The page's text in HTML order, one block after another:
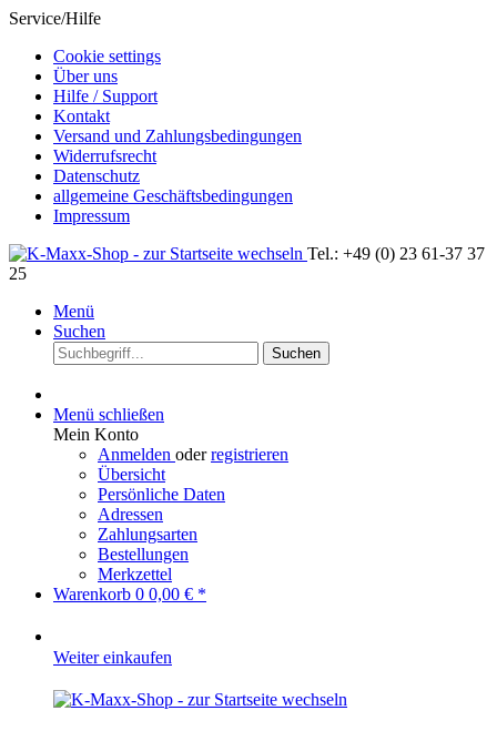
Service/Hilfe
Cookie settings
Über uns
Hilfe / Support
Kontakt
Versand und Zahlungsbedingungen
Widerrufsrecht
Datenschutz
allgemeine Geschäftsbedingungen
Impressum
Tel.: +49 (0) 23 61-37 37
25
Menü
Suchen
Suchen
Menü schließen
Mein Konto
Anmelden oderregistrieren
Übersicht
Persönliche Daten
Adressen
Zahlungsarten
Bestellungen
Merkzettel
Warenkorb 0 0,00 € *
Weiter einkaufen